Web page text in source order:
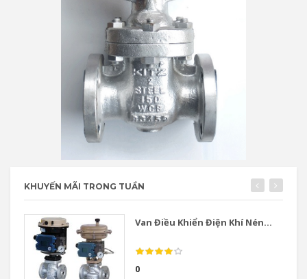
KHUYẾN MÃI TRONG TUẦN
Van Điều Khiển Điện Khí Nén...
0